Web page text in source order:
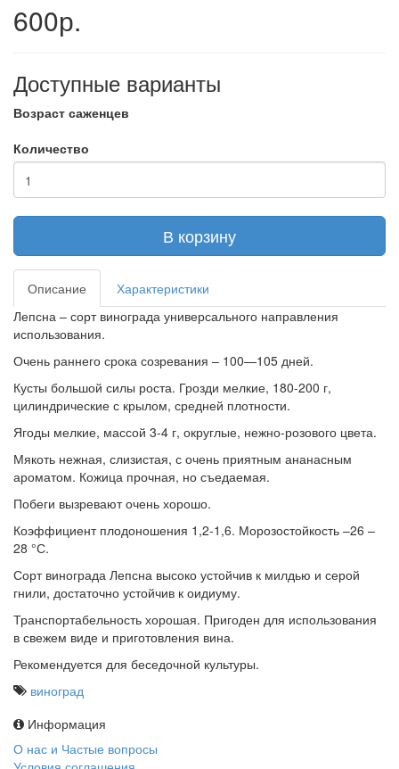
600р.
Доступные варианты
Возраст саженцев
Количество
В корзину
Описание
Характеристики
Лепсна – сорт винограда универсального направления
использования.
Очень раннего срока созревания – 100—105 дней.
Кусты большой силы роста. Грозди мелкие, 180-200 г,
цилиндрические с крылом, средней плотности.
Ягоды мелкие, массой 3-4 г, округлые, нежно-розового цвета.
Мякоть нежная, слизистая, с очень приятным ананасным
ароматом. Кожица прочная, но съедаемая.
Побеги вызревают очень хорошо.
Коэффициент плодоношения 1,2-1,6. Морозостойкость –26 –
28 °С.
Сорт винограда Лепсна высоко устойчив к милдью и серой
гнили, достаточно устойчив к оидиуму.
Транспортабельность хорошая. Пригоден для использования
в свежем виде и приготовления вина.
Рекомендуется для беседочной культуры.
виноград
Информация
О нас и Частые вопросы